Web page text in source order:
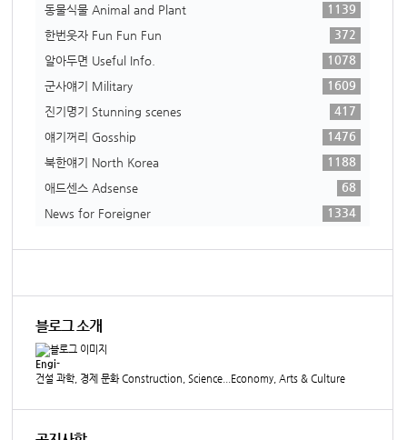
동물식물 Animal and Plant
1139
한번웃자 Fun Fun Fun
372
알아두면 Useful Info.
1078
군사얘기 Military
1609
진기명기 Stunning scenes
417
얘기꺼리 Gosship
1476
북한얘기 North Korea
1188
애드센스 Adsense
68
News for Foreigner
1334
블로그 소개
Engi-
건설 과학, 경제 문화 Construction, Science...Economy, Arts & Culture